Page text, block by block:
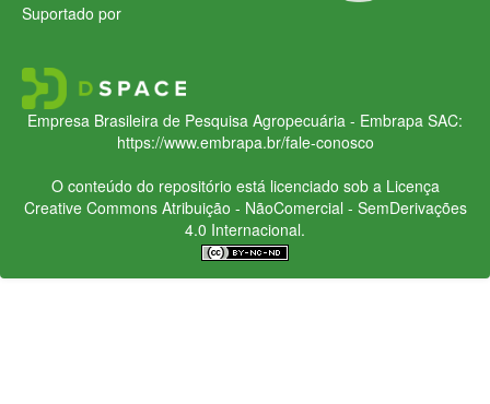
Suportado por
Empresa Brasileira de Pesquisa Agropecuária - Embrapa SAC:
https://www.embrapa.br/fale-conosco
O conteúdo do repositório está licenciado sob a Licença
Creative CommonsAtribuição - NãoComercial - SemDerivações
4.0 Internacional.